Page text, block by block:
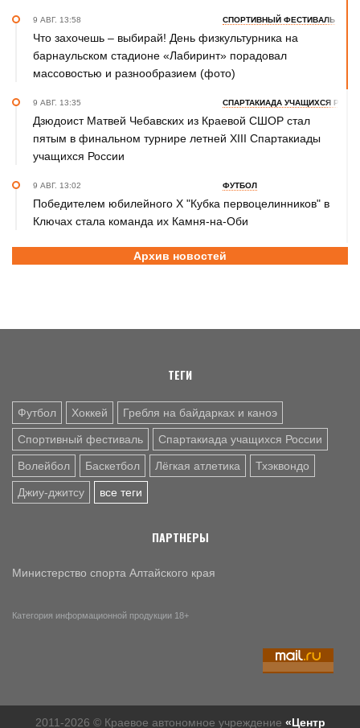
9 АВГ. 13:58 СПОРТИВНЫЙ ФЕСТИВАЛЬ
Что захочешь – выбирай! День физкультурника на
барнаульском стадионе «Лабиринт» порадовал
массовостью и разнообразием (фото)
9 АВГ. 13:35 СПАРТАКИАДА УЧАЩИХСЯ
Дзюдоист Матвей Чебавских из Краевой СШОР стал
пятым в финальном турнире летней XIII Спартакиады
учащихся России
9 АВГ. 13:02 ФУТБОЛ
Победителем юбилейного Х "Кубка первоцелинников" в
Ключах стала команда их Камня-на-Оби
ВОЛЕЙБОЛ
Как волейболисты барнаульского «Университета»
предсезонном матче - 1:4 (фото)
В Барнауле прошли всероссийские соревнования по
баскетболу 3×3 «Оранжевый мяч» (фото)
Архив новостей
ТЕГИ
Футбол Хоккей Гребля на байдарках и каноэ
Спортивный фестиваль Спартакиада учащихся России
Волейбол Баскетбол Лёгкая атлетика Тхэквондо
Джиу-джитсу все теги
ПАРТНЕРЫ
Министерство спорта Алтайского края
Категория информационной продукции 18+
2011-2026 © Краевое автономное учреждение «Центр